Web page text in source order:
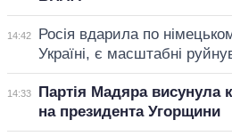
14:42
Росія вдарила по
Україні, є масштабні
14:33
Партія Мадяра висунула
на президента Угорщини